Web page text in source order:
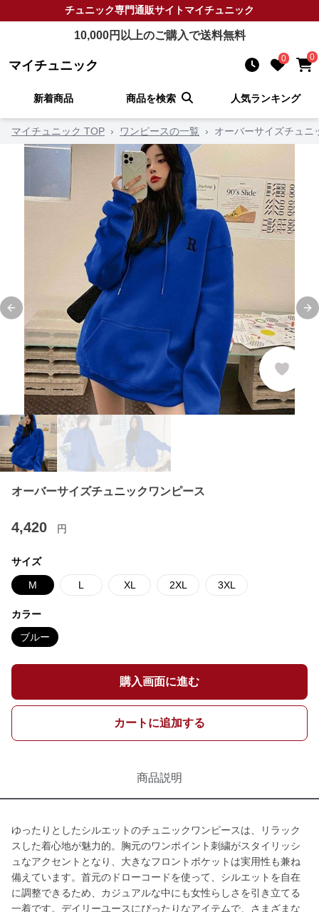
チュニック専門通販サイトマイチュニック
10,000円以上のご購入で送料無料
マイチュニック 0 0
新着商品 商品を検索 人気ランキング
マイチュニック TOP › ワンピースの一覧 › オーバーサイズチュニ
Previous slide
オーバーサイズチュニックワンピース
4,420 円
サイズ
M L XL 2XL 3XL
カラー
ブルー
購入画面に進む
カートに追加する
商品説明
ゆったりとしたシルエットのチュニックワンピースは、リラック
スした着心地が魅力的。胸元のワンポイント刺繍がスタイリッシ
ュなアクセントとなり、大きなフロントポケットは実用性も兼ね
備えています。首元のドローコードを使って、シルエットを自在
に調整できるため、カジュアルな中にも女性らしさを引き立てる
一着です。デイリーユースにぴったりなアイテムで、さまざまな